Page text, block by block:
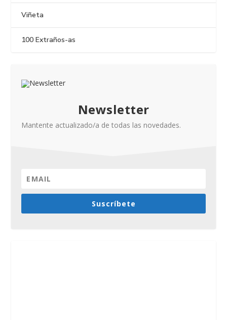
Viñeta
100 Extraños-as
Newsletter
Mantente actualizado/a de todas las novedades.
Suscríbete